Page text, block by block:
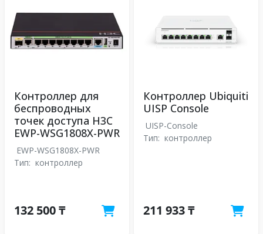
Контроллер для
беспроводных
точек доступа H3C
EWP-WSG1808X-PWR
EWP-WSG1808X-PWR
Тип: контроллер
132 500 ₸
Контроллер Ubiquiti
UISP Console
UISP-Console
Тип: контроллер
211 933 ₸